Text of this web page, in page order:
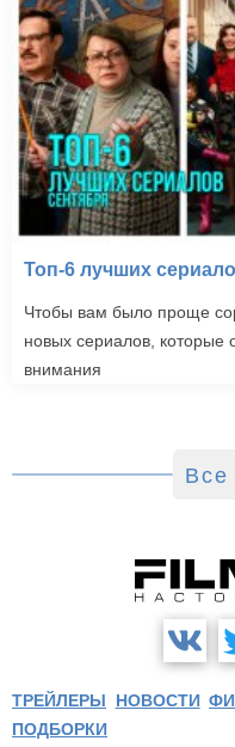
Топ-6 лучших
Чтобы вам было проще
новых сериалов, которые
внимания
Все
ТРЕЙЛЕРЫ НОВОСТИ
ПОДБОРКИ